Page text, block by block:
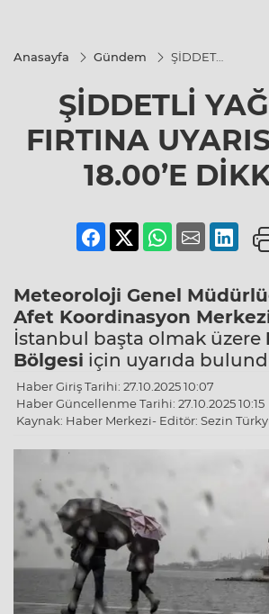
Anasayfa Gündem
ŞİDDETLİ
FIRTINA
UYARISI:
SAAT
18.00’E
DİKKAT!
ŞİDDETLİ
FIRTINA
18.00’E
Meteoroloji Genel
Afet Koordinasyon
İstanbul başta olmak üzere
Bölgesi için uyarıda
Haber Giriş Tarihi: 27.10.2025 10:07
Haber Güncellenme Tarihi: 27.10.2025 10:15
Kaynak: Haber Merkezi- Editör: Sezin